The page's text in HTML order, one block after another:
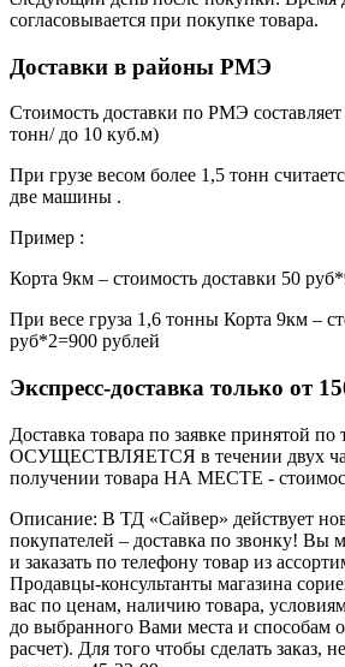
согласовывается при покупке товара.
Доставки в районы РМЭ
Стоимость доставки по РМЭ
тонн/ до 10 куб.м)
При грузе весом более 1,5 тонн
две машины .
Пример :
Корта 9км – стоимость доставки 50
При весе груза 1,6 тонны Корта 9км –
руб*2=900 рублей
Экспресс-доставка только от
Доставка товара по заявке принятой по
ОСУЩЕСТВЛЯЕТСЯ в течении двух
получении товара НА МЕСТЕ -
Описание: В ТД «Сайвер» действует
покупателей – доставка по звонку! Вы
и заказать по телефону товар из
Продавцы-консультанты магазина
вас по ценам, наличию товара,
до выбранного Вами места и способам
расчет). Для того чтобы сделать заказ,